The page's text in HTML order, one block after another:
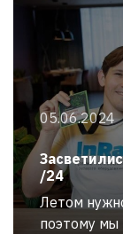
05.06.2024
/24
Летом
поэтому мы